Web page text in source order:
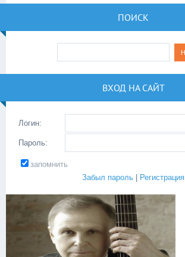
ПОИСК
ВХОД НА САЙТ
Логин:
Пароль:
запомнить
Забыл пароль
Регистрация